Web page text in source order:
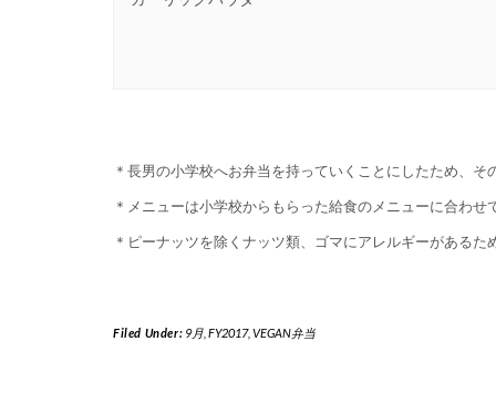
＊長男の小学校へお弁当を持っていくことにしたため、そ
＊メニューは小学校からもらった給食のメニューに合わせ
＊ピーナッツを除くナッツ類、ゴマにアレルギーがある
Filed Under: 9月, FY2017, VEGAN弁当